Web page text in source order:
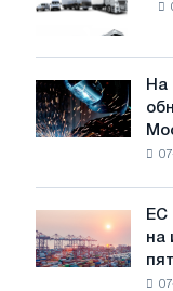
достижения
целей
новых
грузовиков
в
июле
На
БМК
произвели
трамвайных
путей
Москвы
На
объявил
окончательные
ЕС
на